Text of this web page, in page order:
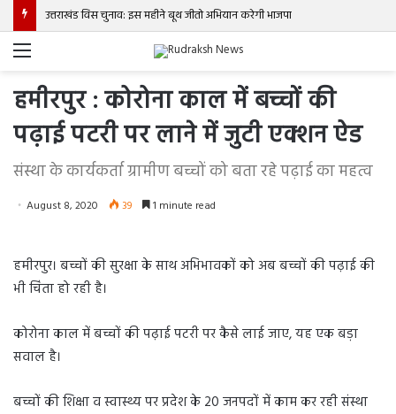
उत्तराखंड विस चुनाव: इस महीने बूथ जीतो अभियान करेगी भाजपा
Menu
हमीरपुर : कोरोना काल में बच्चों की
पढ़ाई पटरी पर लाने में जुटी एक्शन ऐड
संस्था के कार्यकर्ता ग्रामीण बच्चों को बता रहे पढ़ाई का महत्व
August 8, 2020 39 1 minute read
हमीरपुर। बच्चों की सुरक्षा के साथ अभिभावकों को अब बच्चों की पढ़ाई की
भी चिंता हो रही है।
कोरोना काल में बच्चों की पढ़ाई पटरी पर कैसे लाई जाए, यह एक बड़ा
सवाल है।
बच्चों की शिक्षा व स्वास्थ्य पर प्रदेश के 20 जनपदों में काम कर रही संस्था